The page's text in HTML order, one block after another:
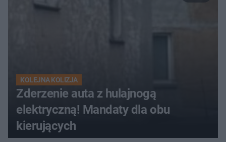
KOLEJNA KOLIZJA
Zderzenie auta z hulajnogą
elektryczną! Mandaty dla obu
kierujących